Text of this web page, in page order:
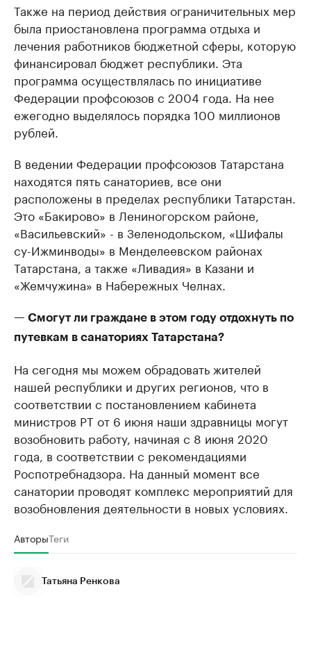
Также на период действия ограничительных мер
была приостановлена программа отдыха и
лечения работников бюджетной сферы, которую
финансировал бюджет республики. Эта
программа осуществлялась по инициативе
Федерации профсоюзов с 2004 года. На нее
ежегодно выделялось порядка 100 миллионов
рублей.
В ведении Федерации профсоюзов Татарстана
находятся пять санаториев, все они
расположены в пределах республики Татарстан.
Это «Бакирово» в Лениногорском районе,
«Васильевский» - в Зеленодольском, «Шифалы
су-Ижминводы» в Менделеевском районах
Татарстана, а также «Ливадия» в Казани и
«Жемчужина» в Набережных Челнах.
— Смогут ли граждане в этом году отдохнуть по
путевкам в санаториях Татарстана?
На сегодня мы можем обрадовать жителей
нашей республики и других регионов, что в
соответствии с постановлением кабинета
министров РТ от 6 июня наши здравницы могут
возобновить работу, начиная с 8 июня 2020
года, в соответствии с рекомендациями
Роспотребнадзора. На данный момент все
санатории проводят комплекс мероприятий для
возобновления деятельности в новых условиях.
АвторыТеги
Татьяна Ренкова